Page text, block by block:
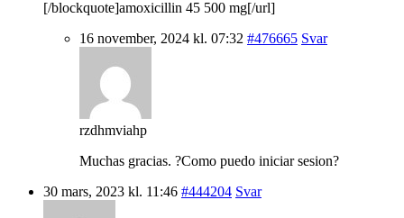
[/blockquote]amoxicillin 45 500 mg[/url]
16 november, 2024 kl. 07:32 #476665 Svar
rzdhmviahp
Muchas gracias. ?Como puedo iniciar sesion?
30 mars, 2023 kl. 11:46 #444204 Svar